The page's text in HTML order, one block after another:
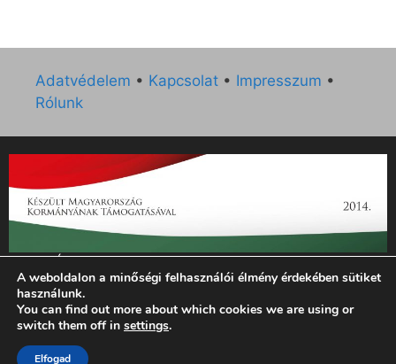
Adatvédelem • Kapcsolat • Impresszum •
Rólunk
„Az Új Ember katolikus hetilap 2014. évi működésének
támogatását az EGYH-KCP-14-P-0121 sz. támogatási
szerződés keretében 3 000 000 Ft összegben támogatta az
Emberi Erőforrások Minisztériuma.”
© 2026 Magyar Kurír - Új Ember
A weboldalon a minőségi felhasználói élmény érdekében sütiket
használunk.
You can find out more about which cookies we are using or
switch them off in settings.
Elfogad